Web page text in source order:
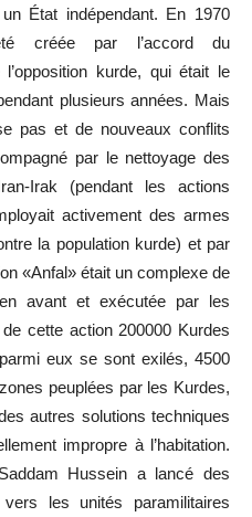
État indépendant. En 1970
créée par l’accord du
l’opposition kurde, qui était le
plusieurs années. Mais
pas et de nouveaux conflits
par le nettoyage des
Irak (pendant les actions
activement des armes
la population kurde) et par
«Anfal» était un complexe de
avant et exécutée par les
cette action 200000 Kurdes
eux se sont exilés, 4500
peuplées par les Kurdes,
autres solutions techniques
impropre à l’habitation.
Hussein a lancé des
les unités paramilitaires